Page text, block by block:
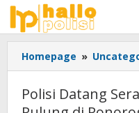
Lewati
konten
Homepage »
Polisi Datang